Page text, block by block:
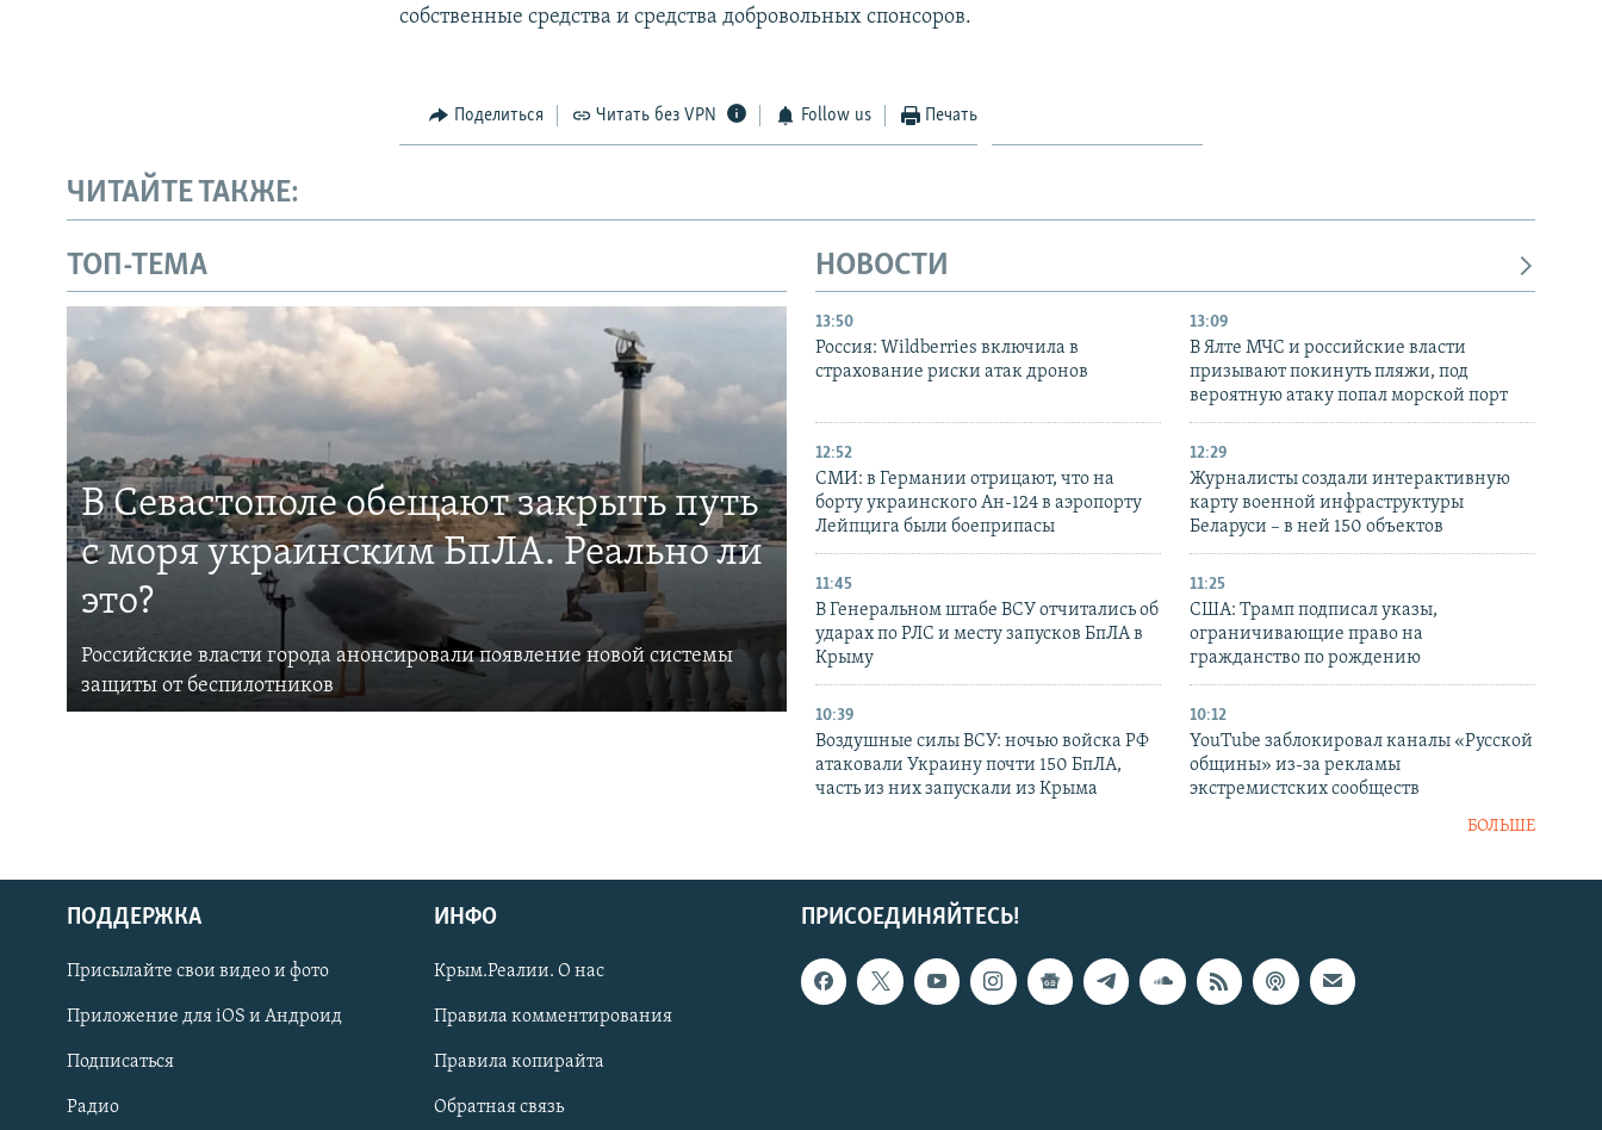
Українською
Qırımtatar
ПРИСОЕДИНЯЙТЕСЬ!
собственные средства и средства добровольных спонсоров.
Поделиться Читать без VPN Follow us Печать
ЧИТАЙТЕ ТАКЖЕ:
ТОП-ТЕМА
В Севастополе обещают закрыть путь
с моря украинским БпЛА. Реально ли
это?
Российские власти города анонсировали появление новой системы
защиты от беспилотников
НОВОСТИ
13:50
Россия: Wildberries включила в
страхование риски атак дронов
13:09
В Ялте МЧС и российские власти
призывают покинуть пляжи, под
вероятную атаку попал морской порт
12:52
СМИ: в Германии отрицают, что на
борту украинского Ан-124 в аэропорту
Лейпцига были боеприпасы
12:29
Журналисты создали интерактивную
карту военной инфраструктуры
Беларуси – в ней 150 объектов
11:45
В Генеральном штабе ВСУ отчитались об
ударах по РЛС и месту запусков БпЛА в
Крыму
11:25
США: Трамп подписал указы,
ограничивающие право на
гражданство по рождению
10:39
Воздушные силы ВСУ: ночью войска РФ
атаковали Украину почти 150 БпЛА,
часть из них запускали из Крыма
10:12
YouTube заблокировал каналы «Русской
общины» из-за рекламы
экстремистских сообществ
БОЛЬШЕ
ПРИСОЕДИНЯЙТЕСЬ!
ПОДДЕРЖКА
Присылайте свои видео и фото
Приложение для iOS и Андроид
Подписаться
Радио
ИНФО
Крым.Реалии. О нас
Правила комментирования
Правила копирайта
Обратная связь